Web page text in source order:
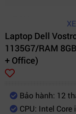
Màn hình
Lưu trữ
Laptop Dell
1135G7/RAM
+ Office)
Bảo hành: 12
CPU: Intel Core